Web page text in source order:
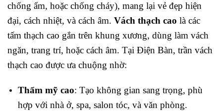
chống ẩm, hoặc chống cháy), mang lại vẻ đẹp hiện
đại, cách nhiệt, và cách âm. Vách thạch cao là các
tấm thạch cao gắn trên khung xương, dùng làm vách
ngăn, trang trí, hoặc cách âm. Tại Điện Bàn, trần vách
thạch cao được ưa chuộng nhờ:
Thẩm mỹ cao: Tạo không gian sang trọng, phù
hợp với nhà ở, spa, salon tóc, và văn phòng.